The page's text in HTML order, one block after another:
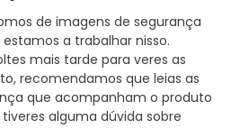
de imagens de segurança
a trabalhar nisso.
mais tarde para veres as
recomendamos que leias as
que acompanham o produto
alguma dúvida sobre